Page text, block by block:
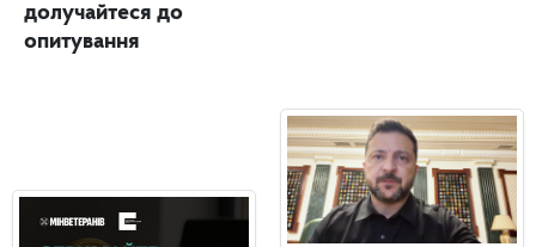
долучайтеся до
опитування